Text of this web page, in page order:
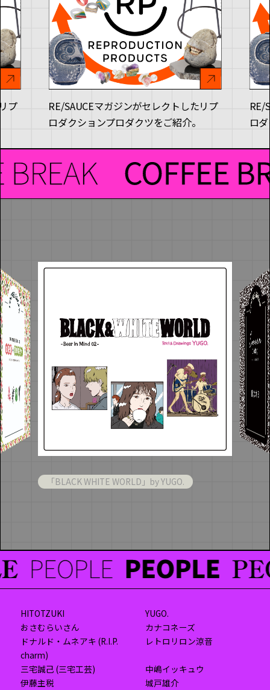
っ
生
想
ュ
ィ
森
す
ま
人
夏
舞
ん
プ
RE/SAUCEマガジンがセレクトしたリプ
ロダクションプロダクツをご紹介。
RE/
ロ
「BLACK WHITE WORLD」by YUGO.
HITOTZUKI
YUGO.
おさむらいさん
カナコネーズ
ドナルド・ムネアキ (R.I.P.
charm)
レトロリロン涼音
三宅誠己 (三宅工芸)
中嶋イッキュウ
伊藤主税
城戸雄介